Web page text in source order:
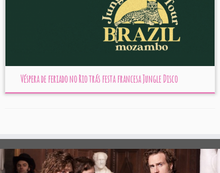
Véspera de feriado no Rio trás festa francesa Jungle Disco